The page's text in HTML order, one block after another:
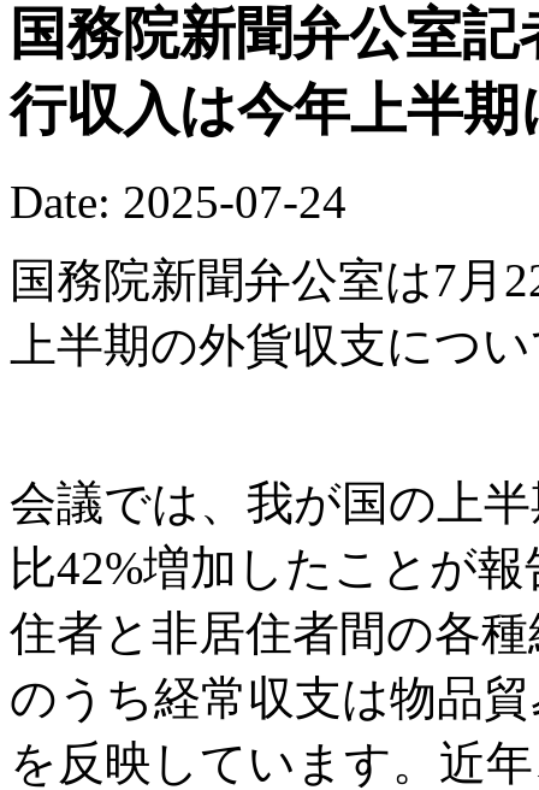
国務院新聞弁公室
行収入は今年上半
Date: 2025-07-24
国務院新聞弁公室は7月
上半期の外貨収支につ
会議では、我が国の上
比42%増加したことが
住者と非居住者間の各
のうち経常収支は物品
を反映しています。近